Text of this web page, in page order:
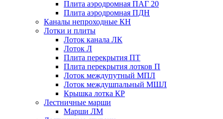
Плита аэродромная ПАГ 20
Плита аэродромная ПДН
Каналы непроходные КН
Лотки и плиты
Лоток канала ЛК
Лоток Л
Плита перекрытия ПТ
Плита перекрытия лотков П
Лоток междупутный МПЛ
Лоток междушпальный МШЛ
Крышка лотка КР
Лестничные марши
Марши ЛМ